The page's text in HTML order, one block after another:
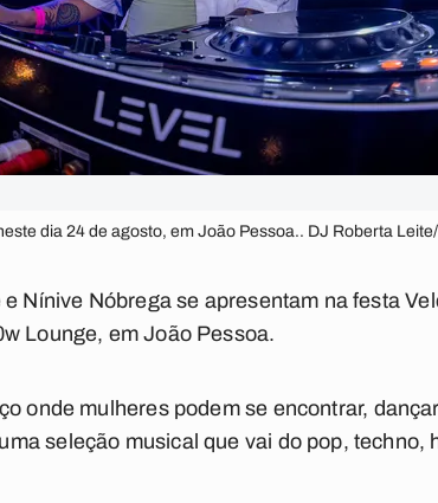
dia 24 de agosto, em João Pessoa.. DJ Roberta
Nínive Nóbrega se apresentam na festa
Lounge, em João Pessoa.
onde mulheres podem se encontrar,
seleção musical que vai do pop, techno,